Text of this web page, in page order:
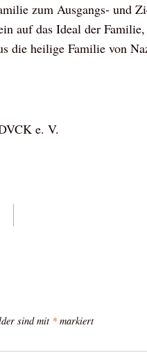
zum Ausgangs- und
auf das Ideal der
die heilige Familie von
e. V.
sind mit * markiert